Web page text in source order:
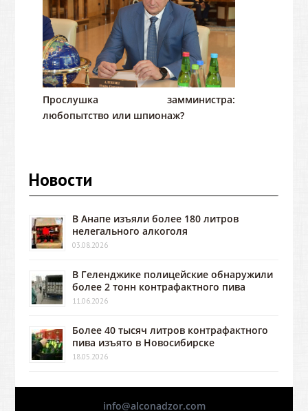
Прослушка замминистра:
любопытство или шпионаж?
Новости
В Анапе изъяли более 180 литров
нелегального алкоголя
03.08.2026
В Геленджике полицейские обнаружили
более 2 тонн контрафактного пива
11.06.2026
Более 40 тысяч литров контрафактного
пива изъято в Новосибирске
18.05.2026
info@alconadzor.com